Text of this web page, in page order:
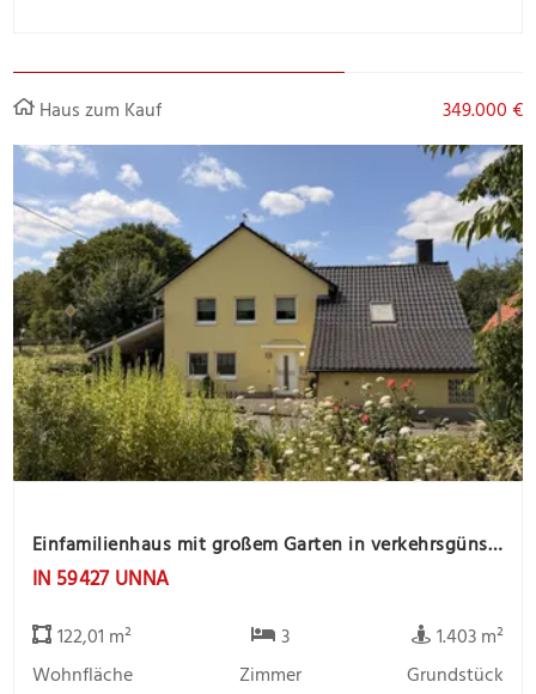
Haus zum Kauf 349.000 €
Einfamilienhaus mit großem Garten in verkehrsgünstiger Lage und Wohnmobilstellfläche
IN 59427 UNNA
122,01 m²
Wohnfläche
3
Zimmer
1.403 m²
Grundstück